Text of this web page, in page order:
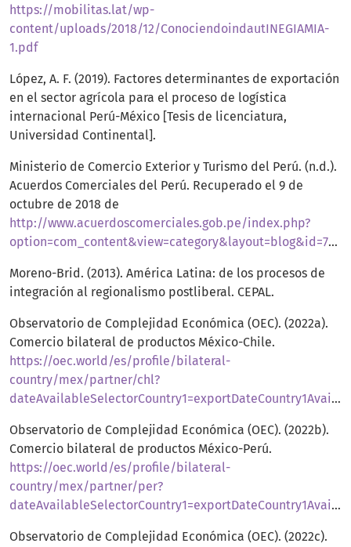
https://mobilitas.lat/wp-
content/uploads/2018/12/ConociendoindautINEGIAMIA-
1.pdf
López, A. F. (2019). Factores determinantes de exportación
en el sector agrícola para el proceso de logística
internacional Perú-México [Tesis de licenciatura,
Universidad Continental].
Ministerio de Comercio Exterior y Turismo del Perú. (n.d.).
Acuerdos Comerciales del Perú. Recuperado el 9 de
octubre de 2018 de
http://www.acuerdoscomerciales.gob.pe/index.php?
option=com_content&view=category&layout=blog&id=75&Itemid=98
Moreno-Brid. (2013). América Latina: de los procesos de
integración al regionalismo postliberal. CEPAL.
Observatorio de Complejidad Económica (OEC). (2022a).
Comercio bilateral de productos México-Chile.
https://oec.world/es/profile/bilateral-
country/mex/partner/chl?
dateAvailableSelectorCountry1=exportDateCountry1Available16&dynamicBilateralTradeSelector=year2020
Observatorio de Complejidad Económica (OEC). (2022b).
Comercio bilateral de productos México-Perú.
https://oec.world/es/profile/bilateral-
country/mex/partner/per?
dateAvailableSelectorCountry1=exportDateCountry1Available16&dynamicBilateralTradeSelector=year2020
Observatorio de Complejidad Económica (OEC). (2022c).